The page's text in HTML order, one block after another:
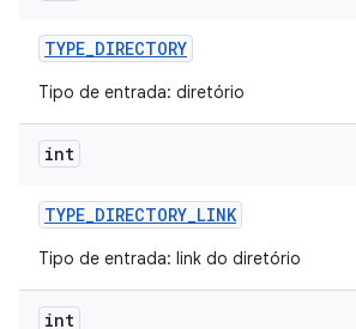
TYPE_DIRECTORY
Tipo de entrada: diretório
int
TYPE_DIRECTORY_LINK
Tipo de entrada: link do diretório
int